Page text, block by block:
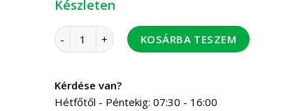
Készleten
3/8 menetvég 100mm mennyiség
KOSÁRBA TESZEM
Kérdése van?
Hétfőtől - Péntekig: 07:30 - 16:00